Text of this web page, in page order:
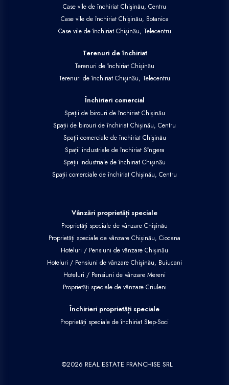
Case vile de închiriat Chișinău, Centru
Case vile de închiriat Chișinău, Botanica
Case vile de închiriat Chișinău, Telecentru
Terenuri de închiriat
Terenuri de închiriat Chișinău
Terenuri de închiriat Chișinău, Telecentru
Închirieri comercial
Spații de birouri de închiriat Chișinău
Spații de birouri de închiriat Chișinău, Centru
Spații comerciale de închiriat Chișinău
Spații industriale de închiriat Sîngera
Spații industriale de închiriat Chișinău
Spații comerciale de închiriat Chișinău, Centru
Vânzări proprietăți speciale
Proprietăți speciale de vânzare Chișinău
Proprietăți speciale de vânzare Chișinău, Ciocana
Hoteluri / Pensiuni de vânzare Chișinău
Hoteluri / Pensiuni de vânzare Chișinău, Buiucani
Hoteluri / Pensiuni de vânzare Mereni
Proprietăți speciale de vânzare Criuleni
Închirieri proprietăți speciale
Proprietăți speciale de închiriat Step-Soci
©2026 REAL ESTATE FRANCHISE SRL